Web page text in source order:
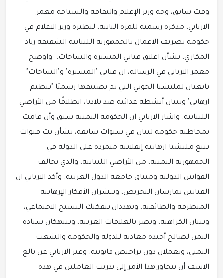
وقت سابق، وجه وزير الإعلام والثقافة والسياحة معمر
الارياني، مذكرة رسمية للمرة الثانية، لنظيره وزير الاعلام في
حكومة تصريف الاعمال بالجمهورية اللبنانية الشقيقة زياد
المكاري، بشأن اغلاق قناتي المسيرة والساحات. واوضح
معمر الارياني في الرسالة، ان قناتي "المسيرة" و"الساحات"
تابعتان لمليشيا الحوثي التي تم تصنيفها رسميًا "تنظيم
ارهابي" وتبثان أنشطة عدائية ضد بلادنا، انطلاقًا من الأراضي
اللبنانية. واشار الارياني ان الحكومة اليمنية سبق وأن قامت
بمخاطبة حكومة لبنان في سنوات سابقة، بشأن بث قنوات
تتبع مليشيا ارهابية إنقلابية متمردة على الدولة في
الجمهورية اليمنية، من الأراضي اللبنانية، والذي يخالف
القوانين الدولية وميثاق جامعة الدول العربية. وأكد الارياني ان
القناتين تمارسان التحريض، وتنشران الأفكار الإرهابية
المتطرفة والطائفية، وتهددان بتفكيك النسيج الاجتماعي،
وتبثان الكراهية، وتضر بالعلاقات العربية، وتنتهكان سيادة
اليمن لصالح أجندة معادية للدولة والحكومة والشعب
اليمني، وتعملان دون تراخيص قانونية. وعبر الارياني عن بالغ
الاسف أن يتجاوز هذا الأمر إلى تدريب العاملين في هذه